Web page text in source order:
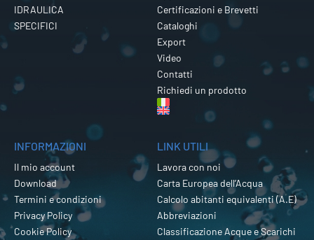
IDRAULICA
SPECIFICI
Certificazioni e Brevetti
Cataloghi
Export
Video
Contatti
Richiedi un prodotto
INFORMAZIONI
Il mio account
Download
Termini e condizioni
Privacy Policy
Cookie Policy
LINK UTILI
Lavora con noi
Carta Europea dell’Acqua
Calcolo abitanti equivalenti (A.E)
Abbreviazioni
Classificazione Acque e Scarichi